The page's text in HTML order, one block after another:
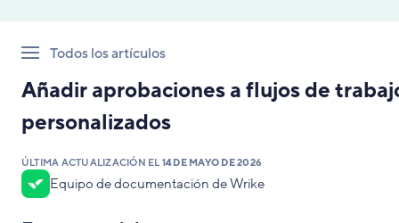
Todos los artículos
Añadir aprobaciones a flujos de
personalizados
ÚLTIMA ACTUALIZACIÓN EL 14 DE MAYO DE 2026
Equipo de documentación de Wrike